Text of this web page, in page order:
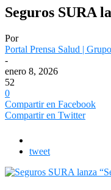
Seguros SURA
Por
Portal Prensa Salud |
-
enero 8, 2026
52
0
Compartir en Facebook
Compartir en Twitter
tweet